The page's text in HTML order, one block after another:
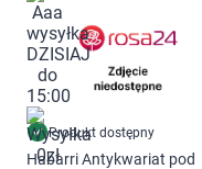
Produkt dostępny
Habarri Antykwariat pod